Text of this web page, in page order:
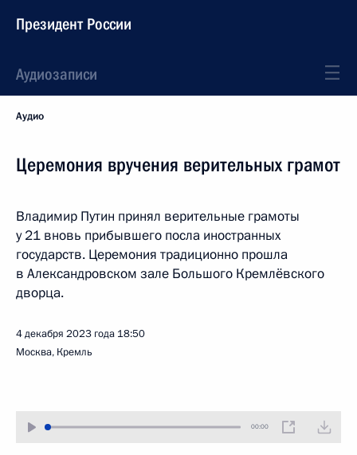
Президент России
Аудиозаписи
Аудио
Церемония вручения верительных грамот
Владимир Путин принял верительные грамоты
у 21 вновь прибывшего посла иностранных
государств. Церемония традиционно прошла
в Александровском зале Большого Кремлёвского
дворца.
4 декабря 2023 года 18:50
Москва, Кремль
00:00